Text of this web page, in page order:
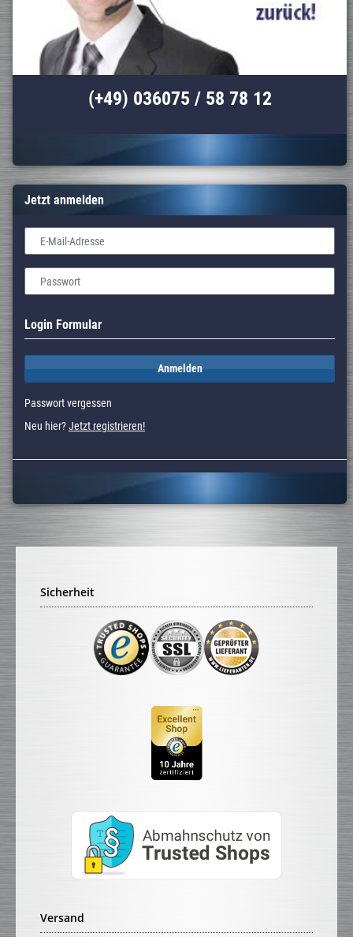
(+49) 036075 / 58 78 12
Jetzt anmelden
E-Mail-Adresse
Passwort
Login Formular
Anmelden
Passwort vergessen
Neu hier?Jetzt registrieren!
Sicherheit
Versand